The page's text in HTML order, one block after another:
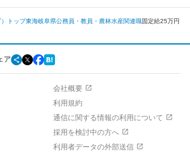
トップ東海岐阜県公務員・教員・農林水産関連職固定給25万円
ア
会社概要
利用規約
通信に関する情報の利用について
採用を検討中の方へ
利用者データの外部送信